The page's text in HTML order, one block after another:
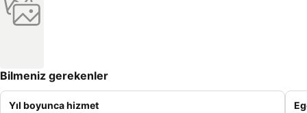
Bilmeniz gerekenler
Yıl boyunca hizmet